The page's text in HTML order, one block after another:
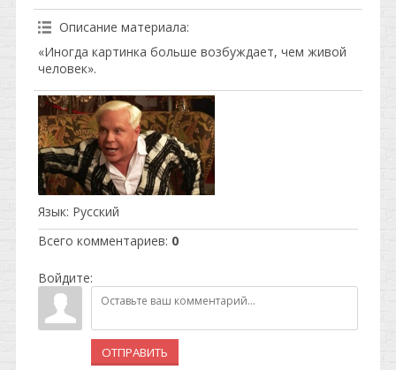
Описание материала:
«Иногда картинка больше возбуждает, чем живой
человек».
Язык: Русский
Всего комментариев: 0
Войдите:
ОТПРАВИТЬ